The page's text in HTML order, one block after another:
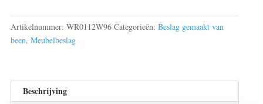
Artikelnummer: WR0112W96 Categorieën: Beslag gemaakt van
been, Meubelbeslag
Beschrijving